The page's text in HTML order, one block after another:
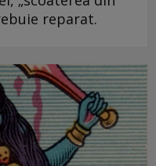
reparat.